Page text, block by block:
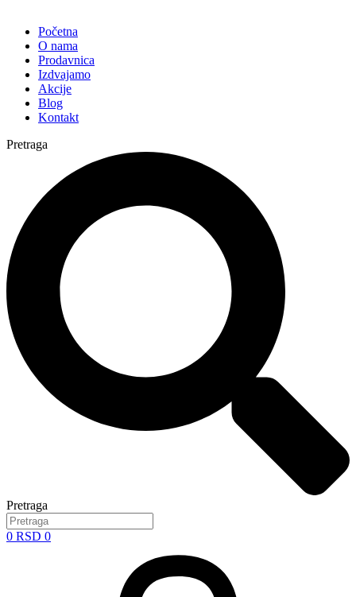
Početna
O nama
Prodavnica
Izdvajamo
Akcije
Blog
Kontakt
Pretraga
Pretraga
0 RSD 0